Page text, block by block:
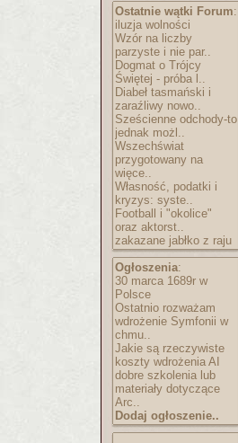
Ostatnie wątki Forum:
iluzja wolności
Wzór na liczby
parzyste i nie par..
Dogmat o Trójcy
Świętej - próba l..
Diabeł tasmański i
zaraźliwy nowo..
Sześcienne odchody-to
jednak możl..
Wszechświat
przygotowany na
więce..
Własność, podatki i
kryzys: syste..
Football i "okolice"
oraz aktorst..
zakazane jabłko z raju
Ogłoszenia:
30 marca 1689r w
Polsce
Ostatnio rozważam
wdrożenie Symfonii w
chmu..
Jakie są rzeczywiste
koszty wdrożenia AI
dobre szkolenia lub
materiały dotyczące
Arc..
Dodaj ogłoszenie..